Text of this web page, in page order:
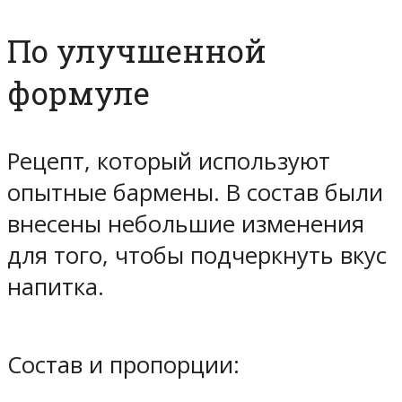
По улучшенной
формуле
Рецепт, который используют
опытные бармены. В состав были
внесены небольшие изменения
для того, чтобы подчеркнуть вкус
напитка.
Состав и пропорции: